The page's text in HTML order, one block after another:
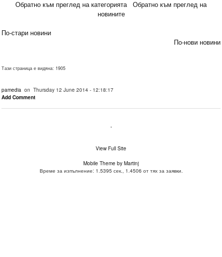
Обратно към преглед на категорията
Обратно към преглед на
новините
По-стари новини
По-нови новини
Тази страница е видяна: 1905
pamedia on Thursday 12 June 2014 - 12:18:17
Add Comment
.
View Full Site
Mobile Theme by Martinj
Време за изпълнение: 1.5395 сек., 1.4506 от тях за заявки.